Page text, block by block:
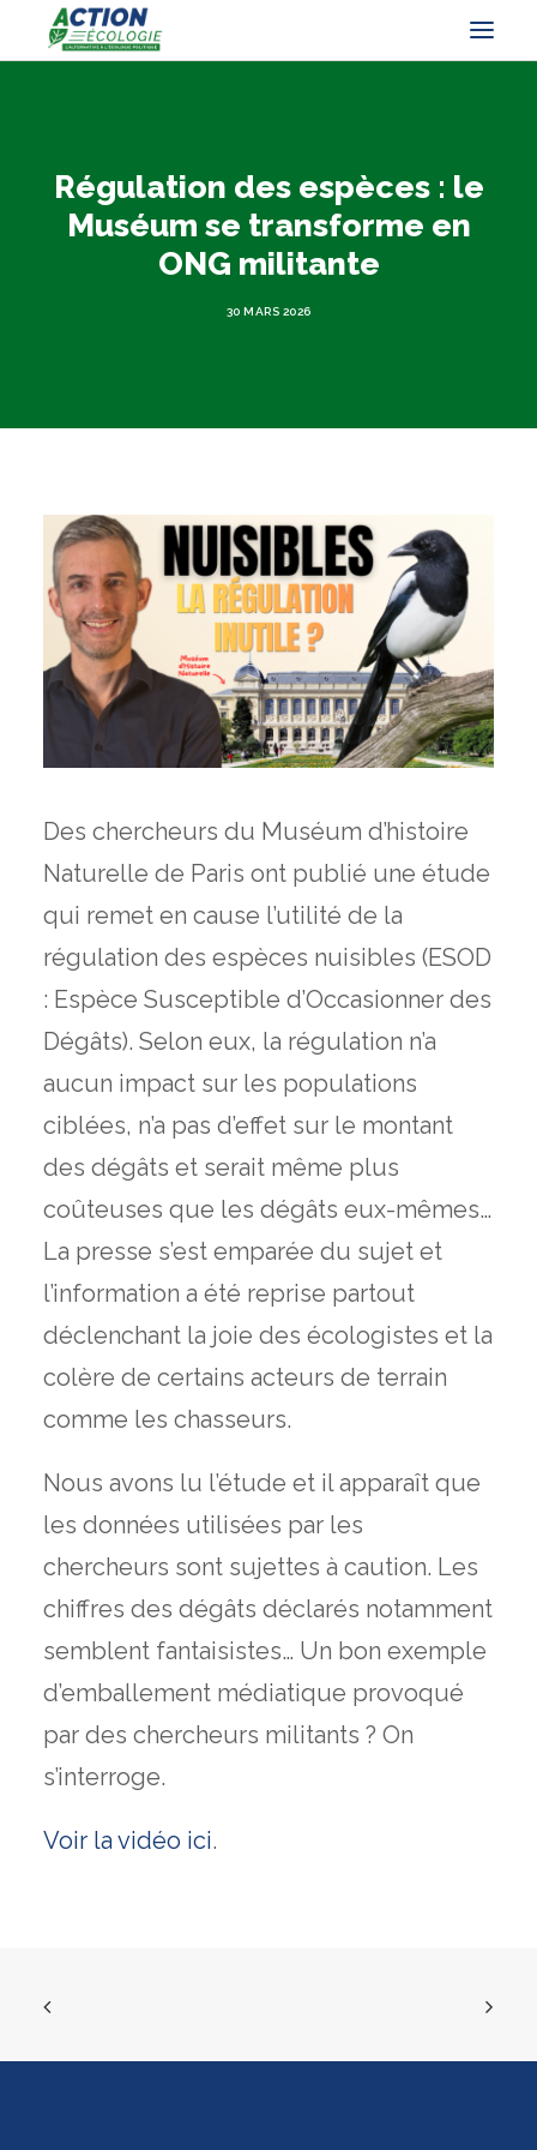
Régulation des espèces : le
Muséum se transforme en
ONG militante
30 MARS 2026
Des chercheurs du Muséum d’histoire
Naturelle de Paris ont publié une étude
qui remet en cause l’utilité de la
régulation des espèces nuisibles (ESOD
: Espèce Susceptible d’Occasionner des
Dégâts). Selon eux, la régulation n’a
aucun impact sur les populations
ciblées, n’a pas d’effet sur le montant
des dégâts et serait même plus
coûteuses que les dégâts eux-mêmes…
La presse s’est emparée du sujet et
l’information a été reprise partout
déclenchant la joie des écologistes et la
colère de certains acteurs de terrain
comme les chasseurs.
Nous avons lu l’étude et il apparaît que
les données utilisées par les
chercheurs sont sujettes à caution. Les
chiffres des dégâts déclarés notamment
semblent fantaisistes… Un bon exemple
d’emballement médiatique provoqué
par des chercheurs militants ? On
s’interroge.
Voir la vidéo ici.